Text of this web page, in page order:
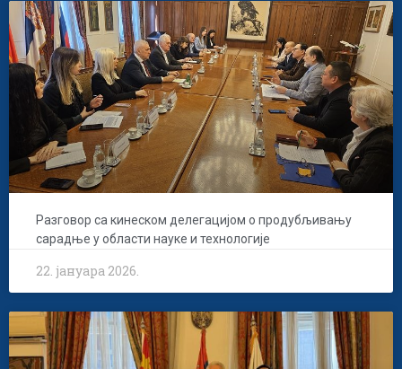
Разговор са кинеском делегацијом о продубљивању
сарадње у области науке и технологије
22. јануара 2026.